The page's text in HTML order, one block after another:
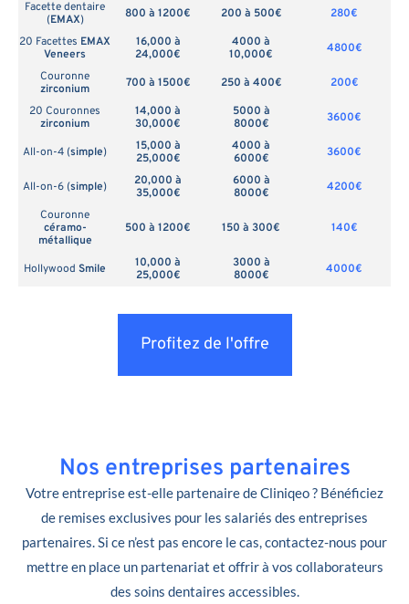
Facette dentaire
(EMAX) 800 à 1200€ 200 à 500€
280€
20 Facettes EMAX
Veneers
16,000 à
24,000€
4000 à
10,000€
4800€
Couronne
zirconium
700 à 1500€ 250 à 400€
200€
20 Couronnes
zirconium
14,000 à
30,000€
5000 à
8000€
3600€
All-on-4 (simple)
15,000 à
25,000€
4000 à
6000€
3600€
All-on-6 (simple)
20,000 à
35,000€
6000 à
8000€
4200€
Couronne
céramo-
métallique
500 à 1200€ 150 à 300€ 140€
Hollywood Smile
10,000 à
25,000€
3000 à
8000€
4000€
Profitez de l'offre
Nos entreprises partenaires
Votre entreprise est-elle partenaire de Cliniqeo ? Bénéficiez
de remises exclusives pour les salariés des entreprises
partenaires. Si ce n’est pas encore le cas, contactez-nous pour
mettre en place un partenariat et offrir à vos collaborateurs
des soins dentaires accessibles.